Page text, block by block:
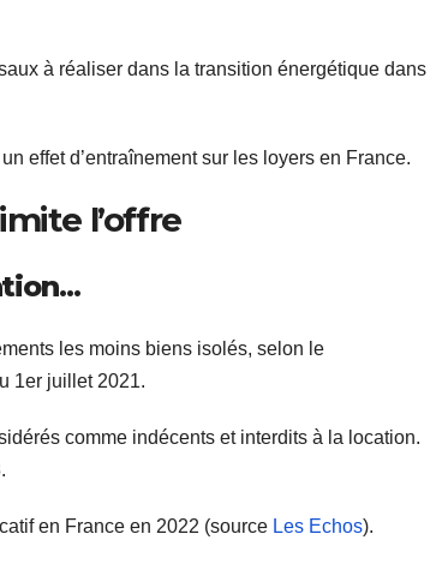
à réaliser dans la transition énergétique dans
effet d’entraînement sur les loyers en France.
l’offre
…
les moins biens isolés, selon le
1er juillet 2021.
comme indécents et interdits à la location.
en France en 2022 (source Les Echos).